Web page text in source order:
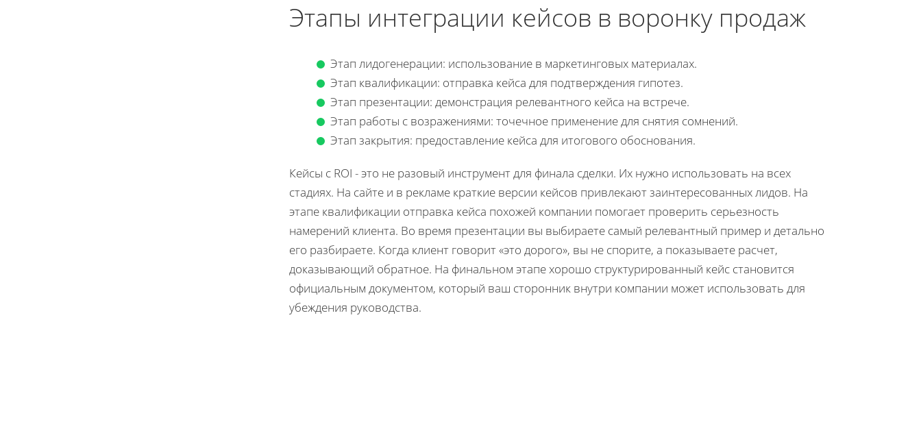
Этапы интеграции кейсов в воронку продаж
Этап лидогенерации: использование в маркетинговых материалах.
Этап квалификации: отправка кейса для подтверждения гипотез.
Этап презентации: демонстрация релевантного кейса на встрече.
Этап работы с возражениями: точечное применение для снятия сомнений.
Этап закрытия: предоставление кейса для итогового обоснования.
Кейсы с ROI - это не разовый инструмент для финала сделки. Их нужно использовать на всех
стадиях. На сайте и в рекламе краткие версии кейсов привлекают заинтересованных лидов. На
этапе квалификации отправка кейса похожей компании помогает проверить серьезность
намерений клиента. Во время презентации вы выбираете самый релевантный пример и детально
его разбираете. Когда клиент говорит «это дорого», вы не спорите, а показываете расчет,
доказывающий обратное. На финальном этапе хорошо структурированный кейс становится
официальным документом, который ваш сторонник внутри компании может использовать для
убеждения руководства.